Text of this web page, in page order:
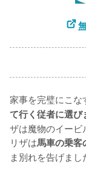
家事を完璧にこな
て行く従者に選び
ザは魔物のイービ
リザは馬車の乗客
ま別れを告げまし